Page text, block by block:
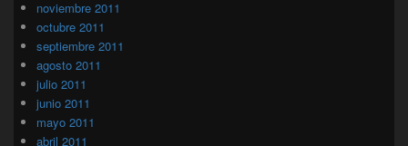
noviembre 2011
octubre 2011
septiembre 2011
agosto 2011
julio 2011
junio 2011
mayo 2011
abril 2011